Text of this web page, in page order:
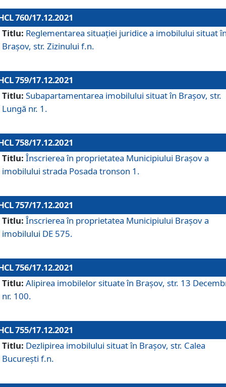
760/17.12.2021
Titlu: Reglementarea situației juridice a imobilului situat
Brașov, str. Zizinului f.n.
759/17.12.2021
Titlu: Subapartamentarea imobilului situat în Brașov, str.
Lungă nr. 1.
758/17.12.2021
Titlu: Înscrierea în proprietatea Municipiului Brașov a
imobilului strada Posada tronson 1.
757/17.12.2021
Titlu: Înscrierea în proprietatea Municipiului Brașov a
imobilului DE 575.
756/17.12.2021
Titlu: Alipirea imobilelor situate în Brașov, str. 13
nr. 100.
755/17.12.2021
Titlu: Dezlipirea imobilului situat în Brașov, str. Calea
București f.n.